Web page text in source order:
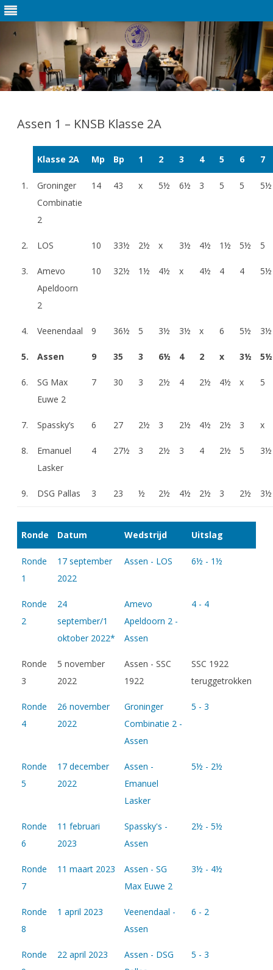
de
Assen 1 – KNSB Klasse 2A
Klasse 2A Mp Bp 1 2 3 4 5 6 7
1.
Groninger
Combinatie
2
14 43 x 5½ 6½ 3 5 5 5½
2. LOS 10 33½ 2½ x 3½ 4½ 1½ 5½ 5
3.
Amevo
Apeldoorn
2
10 32½ 1½ 4½ x 4½ 4 4 5½
4. Veenendaal 9 36½ 5 3½ 3½ x 6 5½ 3½
5. Assen 9 35 3 6½ 4 2 x 3½ 5½
6.
SG Max
Euwe 2
7 30 3 2½ 4 2½ 4½ x 5
7. Spassky’s 6 27 2½ 3 2½ 4½ 2½ 3 x
8.
Emanuel
Lasker
4 27½ 3 2½ 3 4 2½ 5 3½
9. DSG Pallas 3 23 ½ 2½ 4½ 2½ 3 2½ 3½
Ronde Datum Wedstrijd Uitslag
Ronde
1
17 september
2022
Assen - LOS 6½ - 1½
Ronde
2
24
september/1
oktober 2022*
Amevo
Apeldoorn 2 -
Assen
4 - 4
Ronde
3
5 november
2022
Assen - SSC
1922
SSC 1922
teruggetrokken
Ronde
4
26 november
2022
Groninger
Combinatie 2 -
Assen
5 - 3
Ronde
5
17 december
2022
Assen -
Emanuel
Lasker
5½ - 2½
Ronde
6
11 februari
2023
Spassky's -
Assen
2½ - 5½
Ronde
7
11 maart 2023
Assen - SG
Max Euwe 2
3½ - 4½
Ronde
8
1 april 2023
Veenendaal -
Assen
6 - 2
Ronde
22 april 2023
Assen - DSG
5 - 3